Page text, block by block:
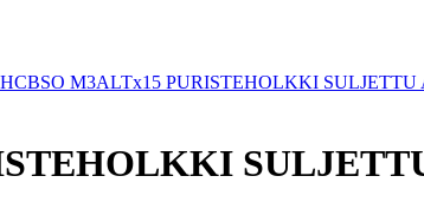
M3ALTx15 PURISTEHOLKKI SULJETTU